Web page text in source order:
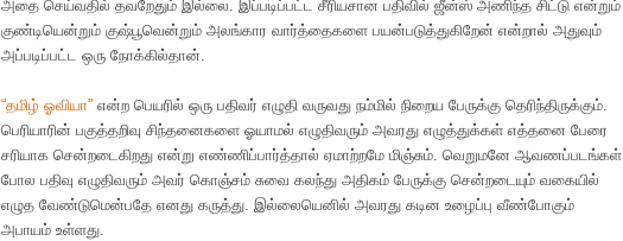
அதை செய்வதில் தவறேதும் இல்லை. இப்படிப்பட்ட சீரியசான பதிவில் ஜீன்ஸ் அணிந்த சிட்டு என்றும்
குண்டியென்றும் குஷ்பூவென்றும் அலங்கார வார்த்தைகளை பயன்படுத்துகிறேன் என்றால் அதுவும்
அப்படிப்பட்ட ஒரு நோக்கில்தான்.
“தமிழ் ஓவியா” என்ற பெயரில் ஒரு பதிவர் எழுதி வருவது நம்மில் நிறைய பேருக்கு தெரிந்திருக்கும்.
பெரியாரின் பகுத்தறிவு சிந்தனைகளை ஓயாமல் எழுதிவரும் அவரது எழுத்துக்கள் எத்தனை பேரை
சரியாக சென்றடைகிறது என்று எண்ணிப்பார்த்தால் ஏமாற்றமே மிஞ்சும். வெறுமனே ஆவணப்படங்கள்
போல பதிவு எழுதிவரும் அவர் கொஞ்சம் சுவை கலந்து அதிகம் பேருக்கு சென்றடையும் வகையில்
எழுத வேண்டுமென்பதே எனது கருத்து. இல்லையெனில் அவரது கடின உழைப்பு வீண்போகும்
அபாயம் உள்ளது.